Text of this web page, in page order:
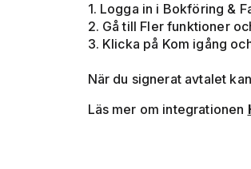
1. Logga in i Bokföring &
2. Gå till Fler funktioner
3. Klicka på Kom igång
När du signerat avtalet
Läs mer om integrationen